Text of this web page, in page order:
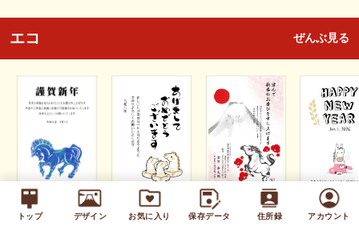
トップ デザイン お気に入り 保存データ 住所録 アカウント
エコ ぜんぶ見る